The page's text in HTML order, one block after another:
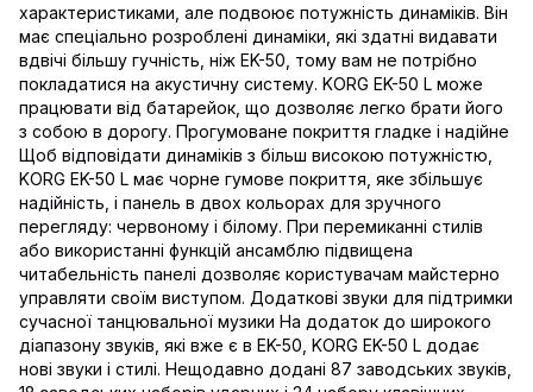
характеристиками, але подвоює потужність динаміків. Він
має спеціально розроблені динаміки, які здатні видавати
вдвічі більшу гучність, ніж EK-50, тому вам не потрібно
покладатися на акустичну систему. KORG EK-50 L може
працювати від батарейок, що дозволяє легко брати його
з собою в дорогу. Прогумоване покриття гладке і надійне
Щоб відповідати динаміків з більш високою потужністю,
KORG EK-50 L має чорне гумове покриття, яке збільшує
надійність, і панель в двох кольорах для зручного
перегляду: червоному і білому. При перемиканні стилів
або використанні функцій ансамблю підвищена
читабельність панелі дозволяє користувачам майстерно
управляти своїм виступом. Додаткові звуки для підтримки
сучасної танцювальної музики На додаток до широкого
діапазону звуків, які вже є в EK-50, KORG EK-50 L додає
нові звуки і стилі. Нещодавно додані 87 заводських звуків,